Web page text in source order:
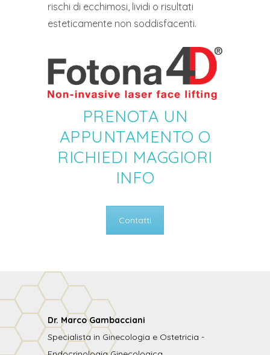
rischi di ecchimosi, lividi o risultati
esteticamente non soddisfacenti.
PRENOTA UN
APPUNTAMENTO O
RICHIEDI MAGGIORI
INFO
Contatti
Dr. Marco Gambacciani
Specialista in Ginecologia e Ostetricia -